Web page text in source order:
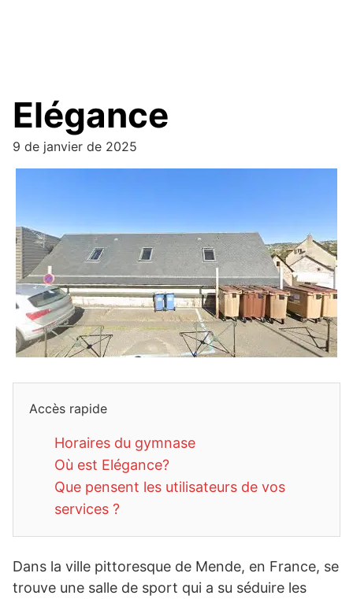
Elégance
9 de janvier de 2025
Accès rapide
Horaires du gymnase
Où est Elégance?
Que pensent les utilisateurs de vos
services ?
Dans la ville pittoresque de Mende, en France, se
trouve une salle de sport qui a su séduire les